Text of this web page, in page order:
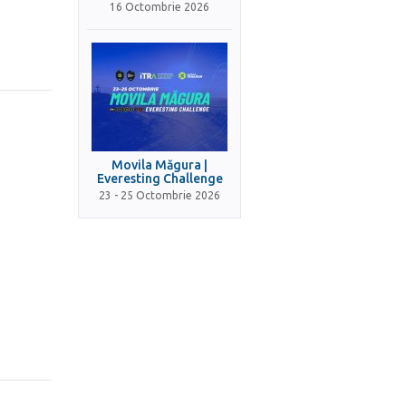
16 Octombrie 2026
Movila Măgura |
Everesting Challenge
23 - 25 Octombrie 2026